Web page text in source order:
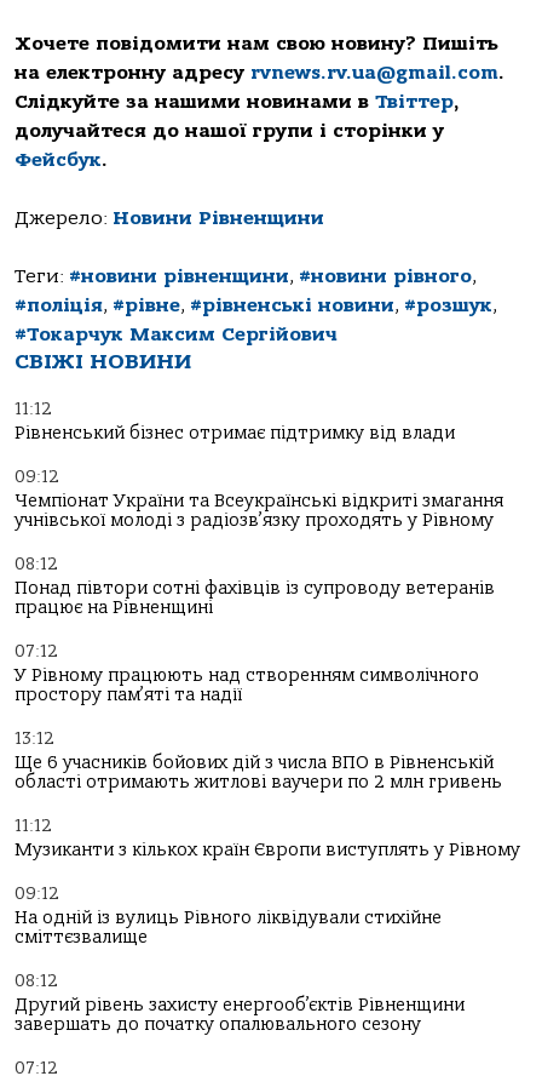
Хочете повідомити нам свою новину? Пишіть
на електронну адресу rvnews.rv.ua@gmail.com.
Слідкуйте за нашими новинами в Твіттер,
долучайтеся до нашої групи і сторінки у
Фейсбук.
Джерело: Новини Рівненщини
Теги: #новини рівненщини, #новини рівного,
#поліція, #рівне, #рівненські новини, #розшук,
#Токарчук Максим Сергійович
СВІЖІ НОВИНИ
11:12
Рівненський бізнес отримає підтримку від влади
09:12
Чемпіонат України та Всеукраїнські відкриті змагання
учнівської молоді з радіозв’язку проходять у Рівному
08:12
Понад півтори сотні фахівців із супроводу ветеранів
працює на Рівненщині
07:12
У Рівному працюють над створенням символічного
простору пам’яті та надії
13:12
Ще 6 учасників бойових дій з числа ВПО в Рівненській
області отримають житлові ваучери по 2 млн гривень
11:12
Музиканти з кількох країн Європи виступлять у Рівному
09:12
На одній із вулиць Рівного ліквідували стихійне
сміттєзвалище
08:12
Другий рівень захисту енергооб’єктів Рівненщини
завершать до початку опалювального сезону
07:12